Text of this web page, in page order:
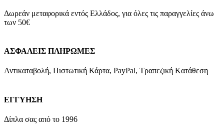
Δωρεάν μεταφορικά εντός Ελλάδος, για όλες τις παραγγελίες άνω
των 50€
ΑΣΦΑΛΕΙΣ ΠΛΗΡΩΜΕΣ
Αντικαταβολή, Πιστωτική Κάρτα, PayPal, Τραπεζική Kατάθεση
ΕΓΓΥΗΣΗ
Δίπλα σας από το 1996